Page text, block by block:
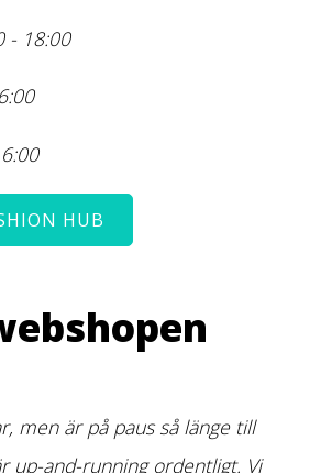
- 18:00
HUB
men är på paus så länge till
up-and-running ordentligt. Vi